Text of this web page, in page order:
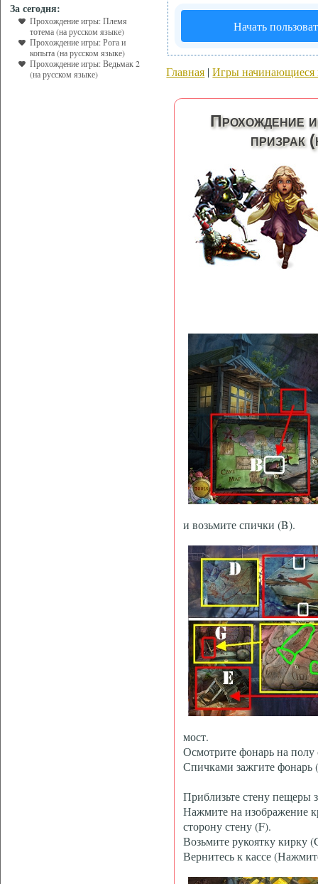
За сегодня:
Прохождение игры: Племя
тотема (на русском языке)
Прохождение игры: Рога и
копыта (на русском языке)
Прохождение игры: Ведьмак 2
(на русском языке)
Начать
Главная |Игры начинающиеся
Прохождение
призрак
и возьмите спички (B).
мост.
Осмотрите фонарь на
Спичками зажгите фонарь
Приблизьте стену пещеры
Нажмите на изображение
сторону стену (F).
Возьмите рукоятку кирку
Вернитесь к кассе